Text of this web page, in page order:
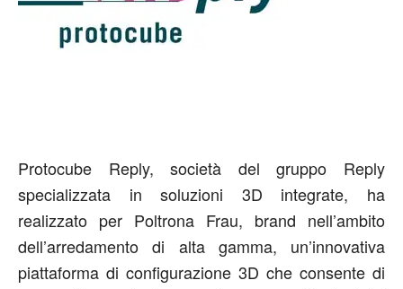
Protocube Reply, società del gruppo Reply
specializzata in soluzioni 3D integrate, ha
realizzato per Poltrona Frau, brand nell’ambito
dell’arredamento di alta gamma, un’innovativa
piattaforma di configurazione 3D che consente di